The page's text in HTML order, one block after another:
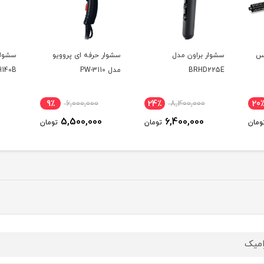
20٪
سشوار براون مدل
BRHD225E
8,400,000 24٪
6,400,000 تومان
سشوار حرفه ای پروویو
مدل PW-3110
6,000,000 9٪
5,500,000 تومان